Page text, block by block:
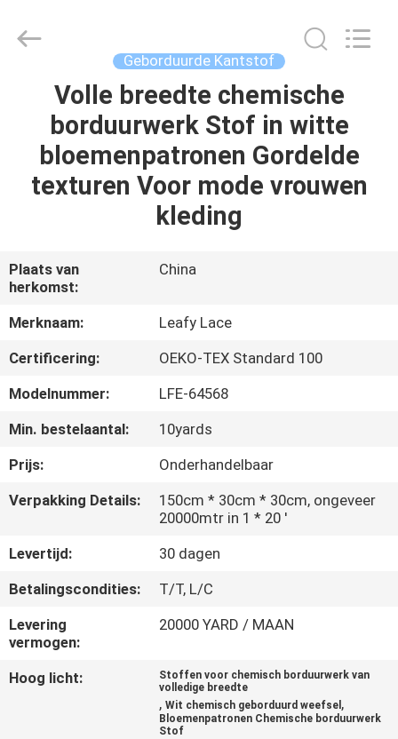
THUIS
PRODUCTEN
FABRIEKSREIS
KWALITEITSCONTROLE
CONTACTEER
ONS
NIEUWS
VRAAG
EEN
OFFERTE
AAN
Ltd..
Geborduurde Kantstof
Volle breedte chemische
borduurwerk Stof in witte
bloemenpatronen Gordelde
texturen Voor mode vrouwen
kleding
Plaats van
herkomst:
China
Merknaam:
Leafy Lace
Certificering:
OEKO-TEX Standard 100
Modelnummer:
LFE-64568
Min. bestelaantal:
10yards
Prijs:
Onderhandelbaar
Verpakking Details:
150cm * 30cm * 30cm, ongeveer
20000mtr in 1 * 20 '
Levertijd:
30 dagen
Betalingscondities:
T/T, L/C
Levering
vermogen:
20000 YARD / MAAN
Hoog licht:
Stoffen voor chemisch borduurwerk van
volledige breedte
,Wit chemisch geborduurd weefsel ,
Bloemenpatronen Chemische borduurwerk
Stof